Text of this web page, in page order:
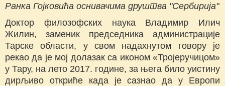
Ранка Гојковића оснивачима друштва "Сербирија"
Доктор филозофских наука Владимир Илич
Жилин, заменик председника администрације
Тарске области, у свом надахнутом говору је
рекао да је мој долазак са иконом «Тројеручицом»
у Тару, на лето 2017. године, за њега било уистину
дирљиво откриће када је сазнао да у Европи